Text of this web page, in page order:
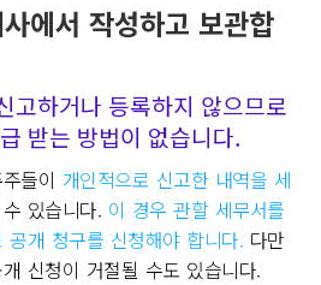
에서 작성하고 보관합
고하거나 등록하지 않으므로
받는 방법이 없습니다.
들이 개인적으로 신고한 내역을 세
있습니다. 이 경우 관할 세무서를
개 청구를 신청해야 합니다. 다만
신청이 거절될 수도 있습니다.